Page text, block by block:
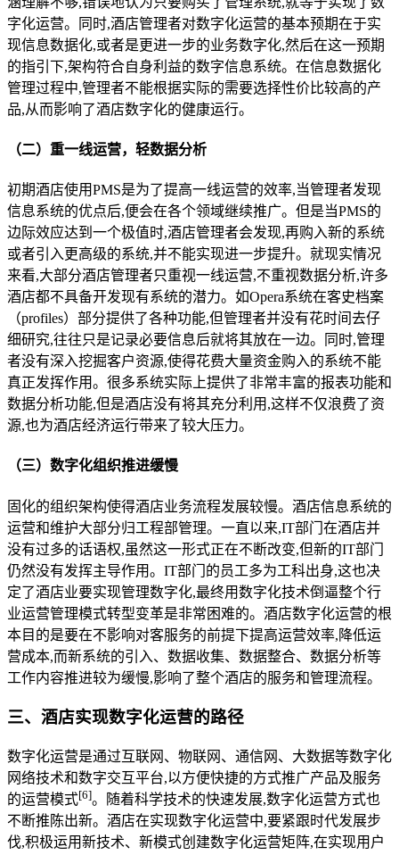
字化运营。同时,酒店管理者对数字化运营的基本预期在于实
现信息数据化,或者是更进一步的业务数字化,然后在这一预期
的指引下,架构符合自身利益的数字信息系统。在信息数据化
管理过程中,管理者不能根据实际的需要选择性价比较高的产
品,从而影响了酒店数字化的健康运行。
（二）重一线运营，轻数据分析
初期酒店使用PMS是为了提高一线运营的效率,当管理者发现
信息系统的优点后,便会在各个领域继续推广。但是当PMS的
边际效应达到一个极值时,酒店管理者会发现,再购入新的系统
或者引入更高级的系统,并不能实现进一步提升。就现实情况
来看,大部分酒店管理者只重视一线运营,不重视数据分析,许多
酒店都不具备开发现有系统的潜力。如Opera系统在客史档案
（profiles）部分提供了各种功能,但管理者并没有花时间去仔
细研究,往往只是记录必要信息后就将其放在一边。同时,管理
者没有深入挖掘客户资源,使得花费大量资金购入的系统不能
真正发挥作用。很多系统实际上提供了非常丰富的报表功能和
数据分析功能,但是酒店没有将其充分利用,这样不仅浪费了资
源,也为酒店经济运行带来了较大压力。
（三）数字化组织推进缓慢
固化的组织架构使得酒店业务流程发展较慢。酒店信息系统的
运营和维护大部分归工程部管理。一直以来,IT部门在酒店并
没有过多的话语权,虽然这一形式正在不断改变,但新的IT部门
仍然没有发挥主导作用。IT部门的员工多为工科出身,这也决
定了酒店业要实现管理数字化,最终用数字化技术倒逼整个行
业运营管理模式转型变革是非常困难的。酒店数字化运营的根
本目的是要在不影响对客服务的前提下提高运营效率,降低运
营成本,而新系统的引入、数据收集、数据整合、数据分析等
工作内容推进较为缓慢,影响了整个酒店的服务和管理流程。
三、酒店实现数字化运营的路径
数字化运营是通过互联网、物联网、通信网、大数据等数字化
网络技术和数字交互平台,以方便快捷的方式推广产品及服务
的运营模式[6]。随着科学技术的快速发展,数字化运营方式也
不断推陈出新。酒店在实现数字化运营中,要紧跟时代发展步
伐,积极运用新技术、新模式创建数字化运营矩阵,在实现用户